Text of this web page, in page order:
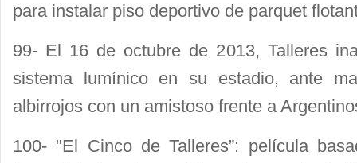
para instalar piso deportivo de parquet
99- El 16 de octubre de 2013, Talleres
sistema lumínico en su estadio, ante
albirrojos con un amistoso frente a
100- "El Cinco de Talleres”: película